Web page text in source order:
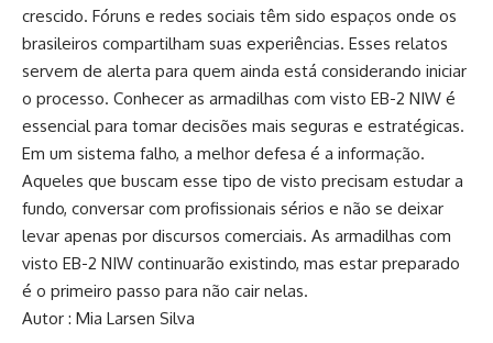
crescido. Fóruns e redes sociais têm sido espaços onde os
brasileiros compartilham suas experiências. Esses relatos
servem de alerta para quem ainda está considerando iniciar
o processo. Conhecer as armadilhas com visto EB-2 NIW é
essencial para tomar decisões mais seguras e estratégicas.
Em um sistema falho, a melhor defesa é a informação.
Aqueles que buscam esse tipo de visto precisam estudar a
fundo, conversar com profissionais sérios e não se deixar
levar apenas por discursos comerciais. As armadilhas com
visto EB-2 NIW continuarão existindo, mas estar preparado
é o primeiro passo para não cair nelas.
Autor : Mia Larsen Silva